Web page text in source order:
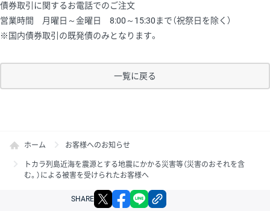
債券取引に関するお電話でのご注文
営業時間 月曜日～金曜日 8:00～15:30まで（祝祭日を除く）
※国内債券取引の既発債のみとなります。
一覧に戻る
ホーム お客様へのお知らせ
トカラ列島近海を震源とする地震にかかる災害等（災害のおそれを含
む。）による被害を受けられたお客様へ
SHARE X facebook